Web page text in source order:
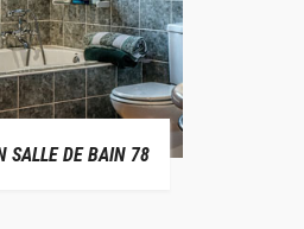
SALLE DE BAIN 78